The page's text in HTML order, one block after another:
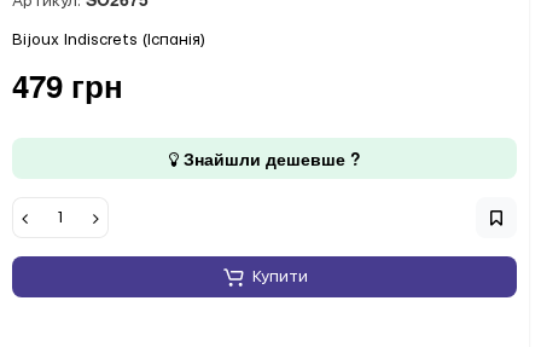
Bijoux Indiscrets (Іспанія)
479 грн
Знайшли дешевше ?
Купити